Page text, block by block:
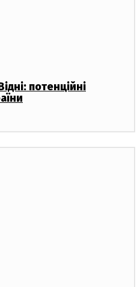
потенційні